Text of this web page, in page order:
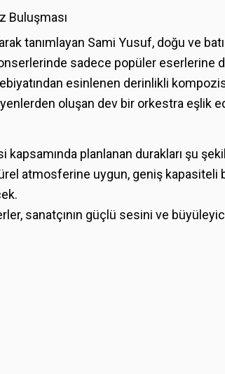
Buluşması
tanımlayan Sami Yusuf, doğu ve batı
sadece popüler eserlerine
esinlenen derinlikli
oluşan dev bir orkestra eşlik
planlanan durakları şu
atmosferine uygun, geniş kapasiteli
sanatçının güçlü sesini ve